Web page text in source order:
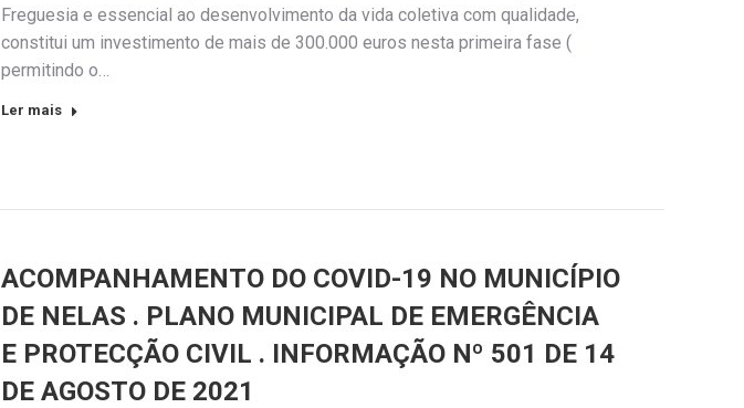
Freguesia e essencial ao desenvolvimento da vida coletiva com qualidade,
constitui um investimento de mais de 300.000 euros nesta primeira fase (
permitindo o…
Ler mais
ACOMPANHAMENTO DO COVID-19 NO MUNICÍPIO
DE NELAS . PLANO MUNICIPAL DE EMERGÊNCIA
E PROTECÇÃO CIVIL . INFORMAÇÃO Nº 501 DE 14
DE AGOSTO DE 2021